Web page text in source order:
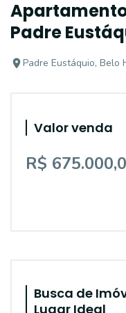
Padre
Padre Eustáquio, Belo
Valor venda
R$
Busca de
Lugar Ideal